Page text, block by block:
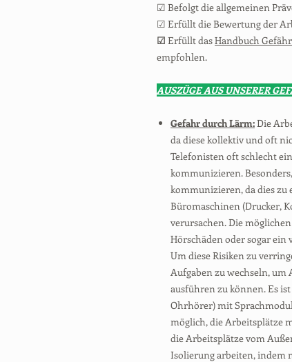
☑ Befolgt die allgemeinen
☑ Erfüllt die Bewertung der
☑ Erfüllt dasHandbuch
empfohlen.
AUSZÜGE AUS UNSERER
Gefahr durch Lärm:Die
da diese kollektiv und oft
Telefonisten oft schlecht
kommunizieren.
kommunizieren, da dies
Büromaschinen (Drucker,
verursachen. Die
Hörschäden oder sogar
Um diese Risiken zu
Aufgaben zu wechseln,
ausführen zu können. Es
Ohrhörer) mit
möglich, die Arbeitsplätze
die Arbeitsplätze vom
Isolierung arbeiten, indem